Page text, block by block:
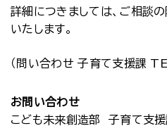
詳細につきましては、ご相談
いたします。
（問い合わせ 子育て支援課
お問い合わせ
こども未来創造部 子育て支援